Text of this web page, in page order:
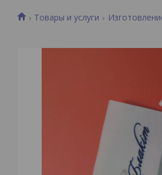
Товары и услуги